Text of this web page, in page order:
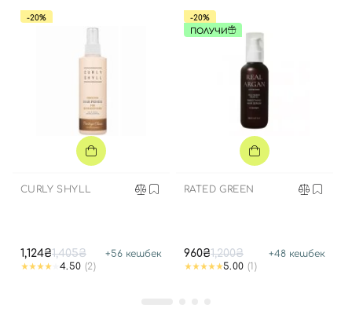
-20%
CURLY SHYLL
1,124₴1,405₴ +56 кешбек
4.50 (2)
-20%
ПОЛУЧИ
RATED GREEN
960₴1,200₴ +48 кешбек
5.00 (1)
Вход Регистрация